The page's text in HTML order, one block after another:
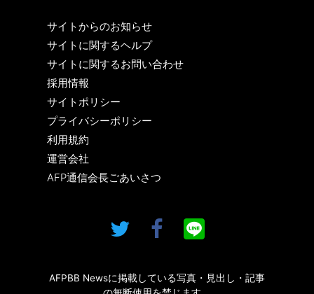
サイトからのお知らせ
サイトに関するヘルプ
サイトに関するお問い合わせ
採用情報
サイトポリシー
プライバシーポリシー
利用規約
運営会社
AFP通信会長ごあいさつ
AFPBB Newsに掲載している写真・見出し・記事